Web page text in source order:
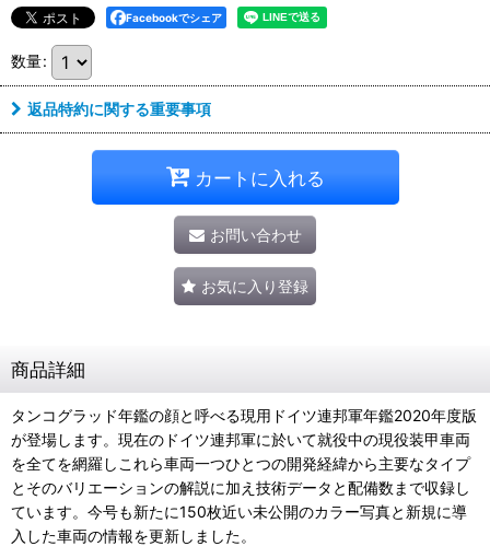
Facebookでシェア
数量:
返品特約に関する重要事項
カートに入れる
お問い合わせ
お気に入り登録
商品詳細
タンコグラッド年鑑の顔と呼べる現用ドイツ連邦軍年鑑2020年度版
が登場します。現在のドイツ連邦軍に於いて就役中の現役装甲車両
を全てを網羅しこれら車両一つひとつの開発経緯から主要なタイプ
とそのバリエーションの解説に加え技術データと配備数まで収録し
ています。今号も新たに150枚近い未公開のカラー写真と新規に導
入した車両の情報を更新しました。